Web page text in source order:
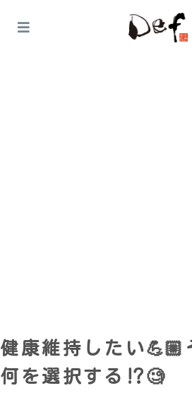
健康維持したい💪🏼
何を選択する⁉️🧐